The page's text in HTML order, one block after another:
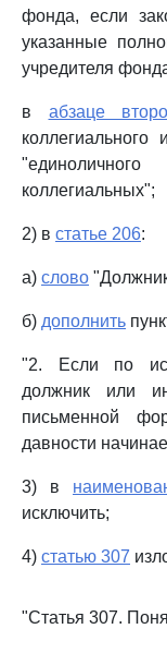
фонда, если
указанные
учредителя
в абзаце
коллегиального
коллегиальных";
2) в статье 206:
а) слово
б) дополнить
"2. Если по
должник или
письменной
давности
3) в
исключить;
4) статью 307
"Статья 307.